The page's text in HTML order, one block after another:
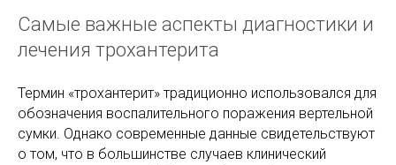
Самые важные аспекты диагностики и
лечения трохантерита
Термин «трохантерит» традиционно использовался для
обозначения воспалительного поражения вертельной
сумки. Однако современные данные свидетельствуют
о том, что в большинстве случаев клинический